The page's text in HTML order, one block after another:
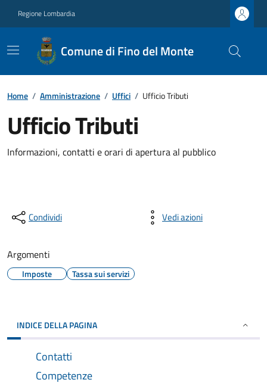
Regione Lombardia
Comune di Fino del Monte
Home / Amministrazione / Uffici / Ufficio Tributi
Ufficio Tributi
Informazioni, contatti e orari di apertura al pubblico
Condividi Vedi azioni
Argomenti
Imposte Tassa sui servizi
INDICE DELLA PAGINA
Contatti
Competenze